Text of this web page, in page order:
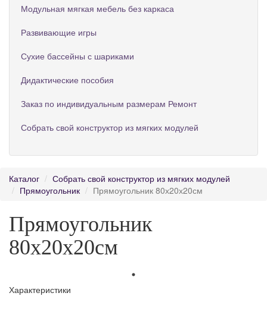
Модульная мягкая мебель без каркаса
Развивающие игры
Сухие бассейны с шариками
Дидактические пособия
Заказ по индивидуальным размерам Ремонт
Собрать свой конструктор из мягких модулей
Каталог
Собрать свой конструктор из мягких модулей
Прямоугольник
Прямоугольник 80х20х20см
Прямоугольник
80х20х20см
Характеристики